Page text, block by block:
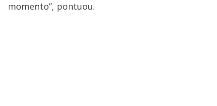
momento”, pontuou.